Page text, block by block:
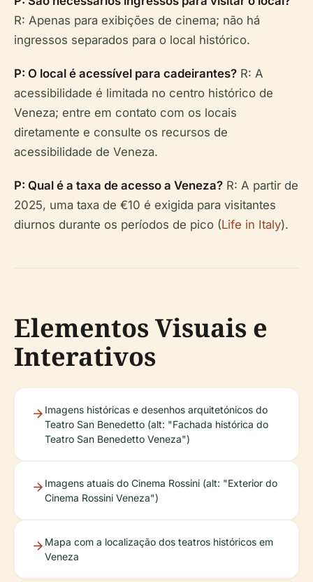
R: Apenas para exibições de cinema; não há
ingressos separados para o local histórico.
P: O local é acessível para cadeirantes? R: A
acessibilidade é limitada no centro histórico de
Veneza; entre em contato com os locais
diretamente e consulte os recursos de
acessibilidade de Veneza.
P: Qual é a taxa de acesso a Veneza? R: A partir de
2025, uma taxa de €10 é exigida para visitantes
diurnos durante os períodos de pico (Life in Italy).
Elementos Visuais e
Interativos
Imagens históricas e desenhos arquitetónicos do
Teatro San Benedetto (alt: "Fachada histórica do
Teatro San Benedetto Veneza")
Imagens atuais do Cinema Rossini (alt: "Exterior do
Cinema Rossini Veneza")
Mapa com a localização dos teatros históricos em
Veneza